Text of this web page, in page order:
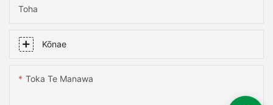
Toha
Kōnae
Toka Te Manawa